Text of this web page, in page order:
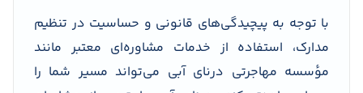
با توجه به پیچیدگی‌های قانونی و حساسیت در تنظیم
مدارک، استفاده از خدمات مشاوره‌ای معتبر مانند
مؤسسه مهاجرتی درنای آبی می‌تواند مسیر شما را